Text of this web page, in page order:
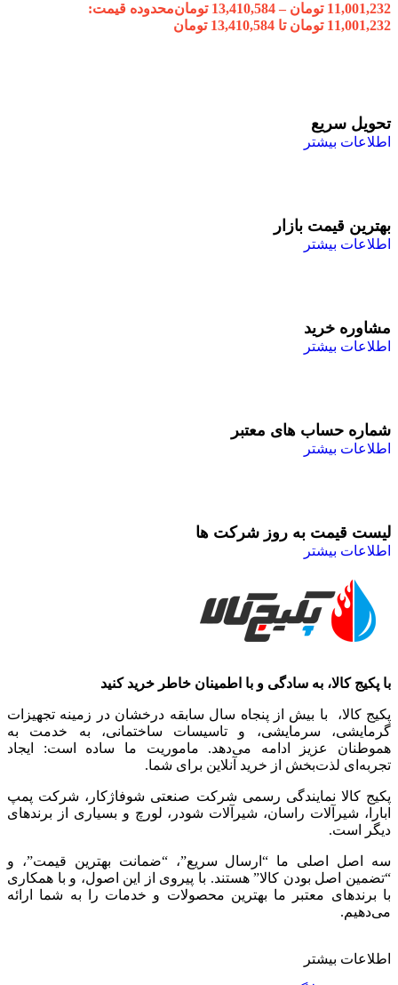
11,001,232 تومان –
13,410,584 تومانمحدوده قیمت:
11,001,232 تومان تا 13,410,584 تومان
تحویل سریع
اطلاعات بیشتر
بهترین قیمت بازار
اطلاعات بیشتر
مشاوره خرید
اطلاعات بیشتر
شماره حساب های معتبر
اطلاعات بیشتر
لیست قیمت به روز شرکت ها
اطلاعات بیشتر
با پکیج کالا، به سادگی و با اطمینان خاطر خرید کنید
پکیج کالا، با بیش از پنجاه سال سابقه درخشان در زمینه تجهیزات
گرمایشی، سرمایشی، و تاسیسات ساختمانی، به خدمت به
هموطنان عزیز ادامه می‌دهد. ماموریت ما ساده است: ایجاد
تجربه‌ای لذت‌بخش از خرید آنلاین برای شما.
پکیج کالا نمایندگی رسمی شرکت صنعتی شوفاژکار، شرکت پمپ
ابارا، شیرآلات راسان، شیرآلات شودر، لورچ و بسیاری از برندهای
دیگر است.
سه اصل اصلی ما “ارسال سریع”، “ضمانت بهترین قیمت”، و
“تضمین اصل بودن کالا” هستند. با پیروی از این اصول، و با همکاری
با برندهای معتبر ما بهترین محصولات و خدمات را به شما ارائه
می‌دهیم.
اطلاعات بیشتر